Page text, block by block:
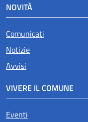
NOVITÀ
Comunicati
Notizie
Avvisi
VIVERE IL COMUNE
Eventi